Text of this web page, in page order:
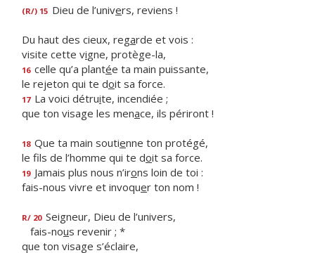
(R/) 15 Dieu de l’univers, reviens !
Du haut des cieux, regarde et vois :
visite cette vigne, protège-la,
16 celle qu’a plantée ta main puissante,
le rejeton qui te doit sa force.
17 La voici détruite, incendiée ;
que ton visage les menace, ils périront !
18 Que ta main soutienne ton protégé,
le fils de l’homme qui te doit sa force.
19 Jamais plus nous n’irons loin de toi :
fais-nous vivre et invoquer ton nom !
R/ 20 Seigneur, Dieu de l’univers,
fais-nous revenir ; *
que ton visage s’éclaire,